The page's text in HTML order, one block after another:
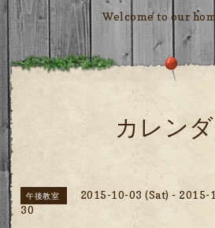
Welcome to our
カレン
午後教室
2015-10-03 (Sat) - 2015-
30